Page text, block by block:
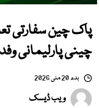
چینی پارلیمانی
بدھ 20 مئی 2026
ویب ڈیسک